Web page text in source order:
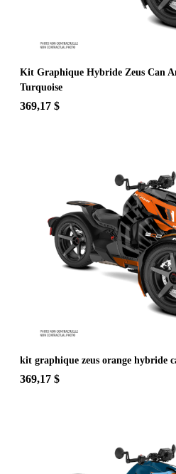
Kit Graphique Hybride Zeus Can
Turquoise
369,17 $
kit graphique zeus orange hybride
369,17 $